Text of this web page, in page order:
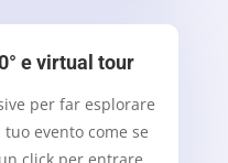
e virtual tour
per far esplorare
evento come se